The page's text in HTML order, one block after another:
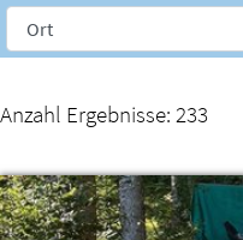
Weiter zur Navigation
Anzahl Ergebnisse: 233